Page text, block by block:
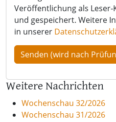
Veröffentlichung als
und gespeichert. Weitere
in unserer
Weitere Nachrichten
Wochenschau 32/2026
Wochenschau 31/2026